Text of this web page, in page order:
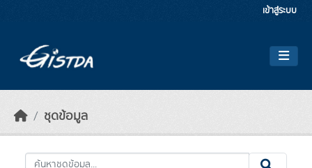
เข้าสู่ระบบ
ชุดข้อมูล